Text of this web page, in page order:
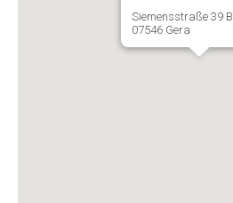
Siemensstraße 39 B
07546 Gera